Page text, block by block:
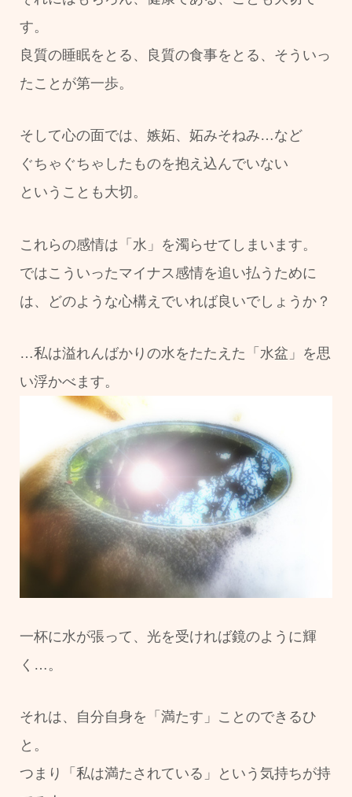
す。
良質の睡眠をとる、良質の食事をとる、そういっ
たことが第一歩。
そして心の面では、嫉妬、妬みそねみ…など
ぐちゃぐちゃしたものを抱え込んでいない
ということも大切。
これらの感情は「水」を濁らせてしまいます。
ではこういったマイナス感情を追い払うために
は、どのような心構えでいれば良いでしょうか？
…私は溢れんばかりの水をたたえた「水盆」を思
い浮かべます。
一杯に水が張って、光を受ければ鏡のように輝
く…。
それは、自分自身を「満たす」ことのできるひ
と。
つまり「私は満たされている」という気持ちが持